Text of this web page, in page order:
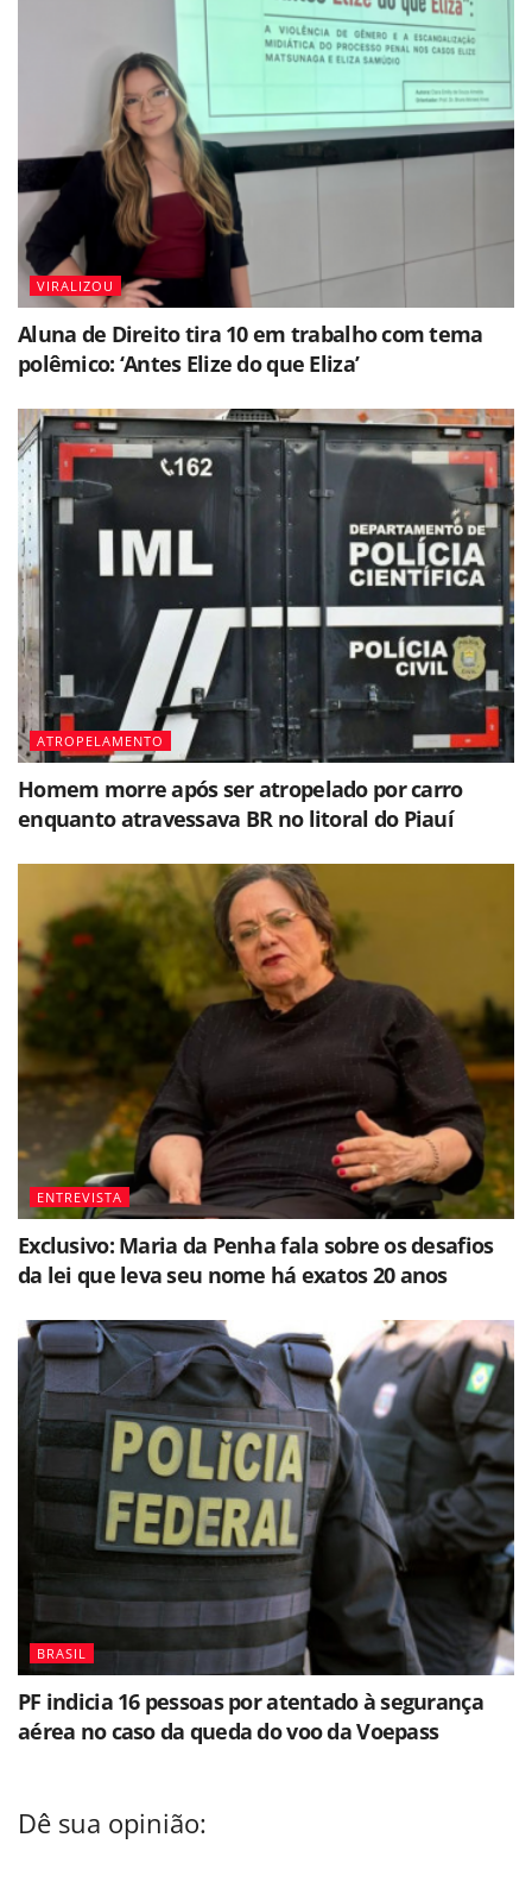
VIRALIZOU
Aluna de Direito tira 10 em trabalho com tema
polêmico: ‘Antes Elize do que Eliza’
ATROPELAMENTO
Homem morre após ser atropelado por carro
enquanto atravessava BR no litoral do Piauí
ENTREVISTA
Exclusivo: Maria da Penha fala sobre os desafios
da lei que leva seu nome há exatos 20 anos
BRASIL
PF indicia 16 pessoas por atentado à segurança
aérea no caso da queda do voo da Voepass
Dê sua opinião: